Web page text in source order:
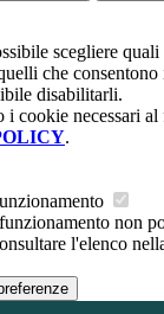
scegliere
che
disabilitarli.
i cookie necessari
.
non
l'elenco